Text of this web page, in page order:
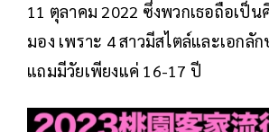
11 ตุลาคม 2022 ซึ่งพวกเธอถือเป็
มอง เพราะ 4 สาวมีสไตล์และเอก
แถมมีวัยเพียงแค่ 16-17 ปี